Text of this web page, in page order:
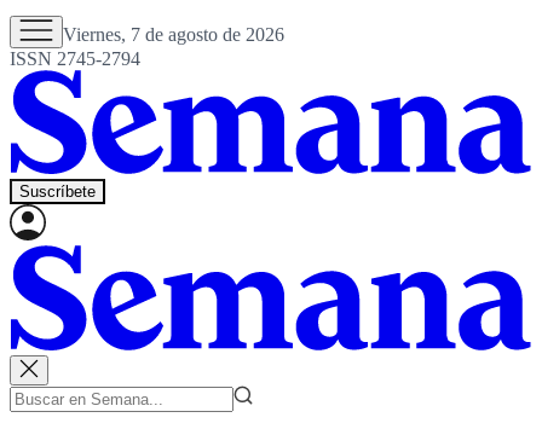
Viernes, 7 de agosto de 2026
ISSN 2745-2794
Suscríbete